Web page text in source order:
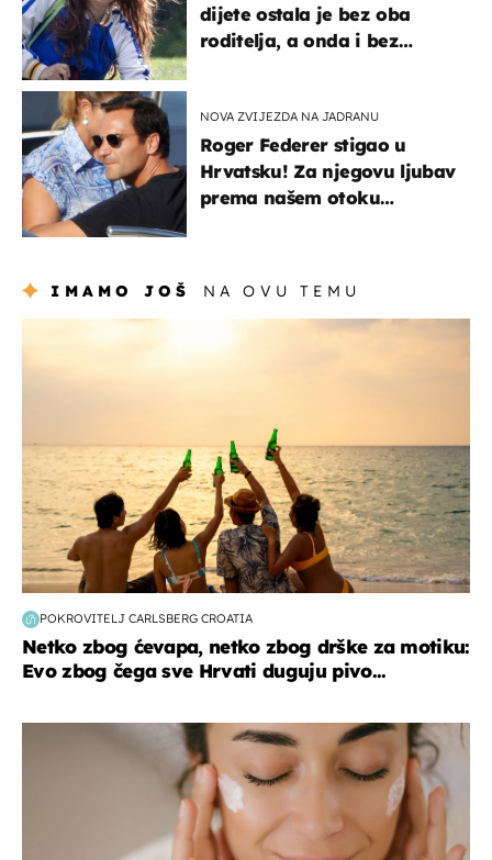
dijete ostala je bez oba
roditelja, a onda i bez
NOVA ZVIJEZDA NA JADRANU
Roger Federer stigao u
Hrvatsku! Za njegovu ljubav
prema našem otoku
IMAMO JOŠ NA OVU TEMU
POKROVITELJ CARLSBERG CROATIA
Netko zbog ćevapa, netko zbog drške za motiku:
Evo zbog čega sve Hrvati duguju pivo...
moda & ljepota